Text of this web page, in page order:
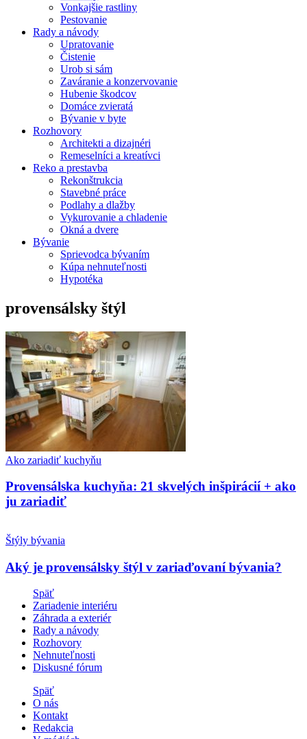
Vonkajšie rastliny
Pestovanie
Rady a návody
Upratovanie
Čistenie
Urob si sám
Zaváranie a konzervovanie
Hubenie škodcov
Domáce zvieratá
Bývanie v byte
Rozhovory
Architekti a dizajnéri
Remeselníci a kreatívci
Reko a prestavba
Rekonštrukcia
Stavebné práce
Podlahy a dlažby
Vykurovanie a chladenie
Okná a dvere
Bývanie
Sprievodca bývaním
Kúpa nehnuteľnosti
Hypotéka
provensálsky štýl
Ako zariadiť kuchyňu
Provensálska kuchyňa: 21 skvelých inšpirácií + ako
ju zariadiť
Štýly bývania
Aký je provensálsky štýl v zariaďovaní bývania?
Späť
Zariadenie interiéru
Záhrada a exteriér
Rady a návody
Rozhovory
Nehnuteľnosti
Diskusné fórum
Späť
O nás
Kontakt
Redakcia